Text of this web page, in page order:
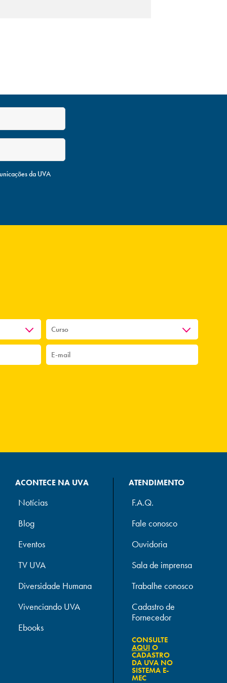
da UVA
ACONTECE NA UVA
Notícias
Blog
Eventos
TV UVA
Diversidade Humana
Vivenciando UVA
Ebooks
ATENDIMENTO
F.A.Q.
Fale conosco
Ouvidoria
Sala de imprensa
Trabalhe conosco
Cadastro de
Fornecedor
CONSULTE
AQUIO
CADASTRO
DA UVA NO
SISTEMA E-
MEC